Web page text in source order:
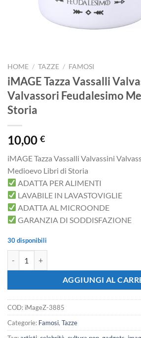
HOME / TAZZE / FAMOSI
iMAGE Tazza Vassalli
Valvassori Feudalesimo
Storia
10,00 €
iMAGE Tazza Vassalli Valvassini
Medioevo Libri di Storia
ADATTA PER ALIMENTI
LAVABILE IN LAVASTOVIGLIE
ADATTA AL MICROONDE
GARANZIA DI SODDISFAZIONE
30 disponibili
AGGIUNGI AL
COD: iMageZ-3885
Categorie: Famosi, Tazze